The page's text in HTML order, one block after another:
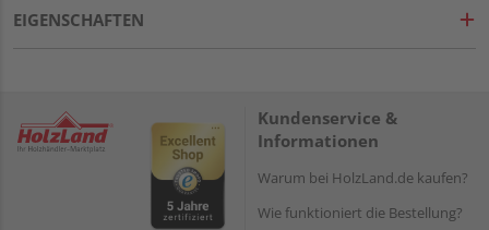
EIGENSCHAFTEN
Kundenservice &
Informationen
Warum bei HolzLand.de kaufen?
Wie funktioniert die Bestellung?